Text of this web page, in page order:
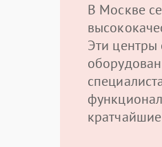
В Москве
Эти